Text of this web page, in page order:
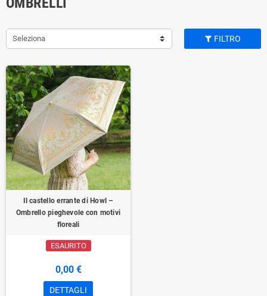
Seleziona FILTRO
Il castello errante di Howl –
Ombrello pieghevole con motivi
floreali
ESAURITO
0,00 €
DETTAGLI